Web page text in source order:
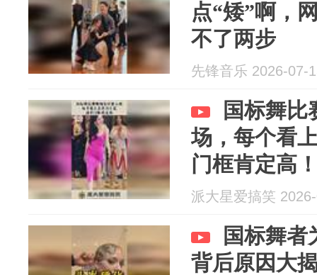
点“矮”啊，
不了两步
先锋音乐 2026-07-
国标舞比
场，每个看
门框肯定高
派大星爱搞笑
国标舞者
背后原因大